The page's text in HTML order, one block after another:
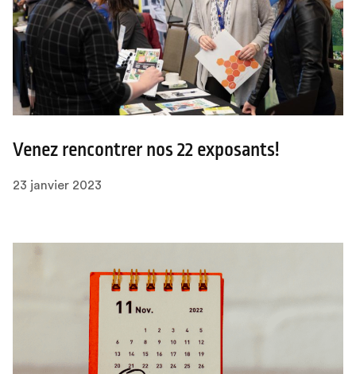
Venez rencontrer nos 22 exposants!
23 janvier 2023